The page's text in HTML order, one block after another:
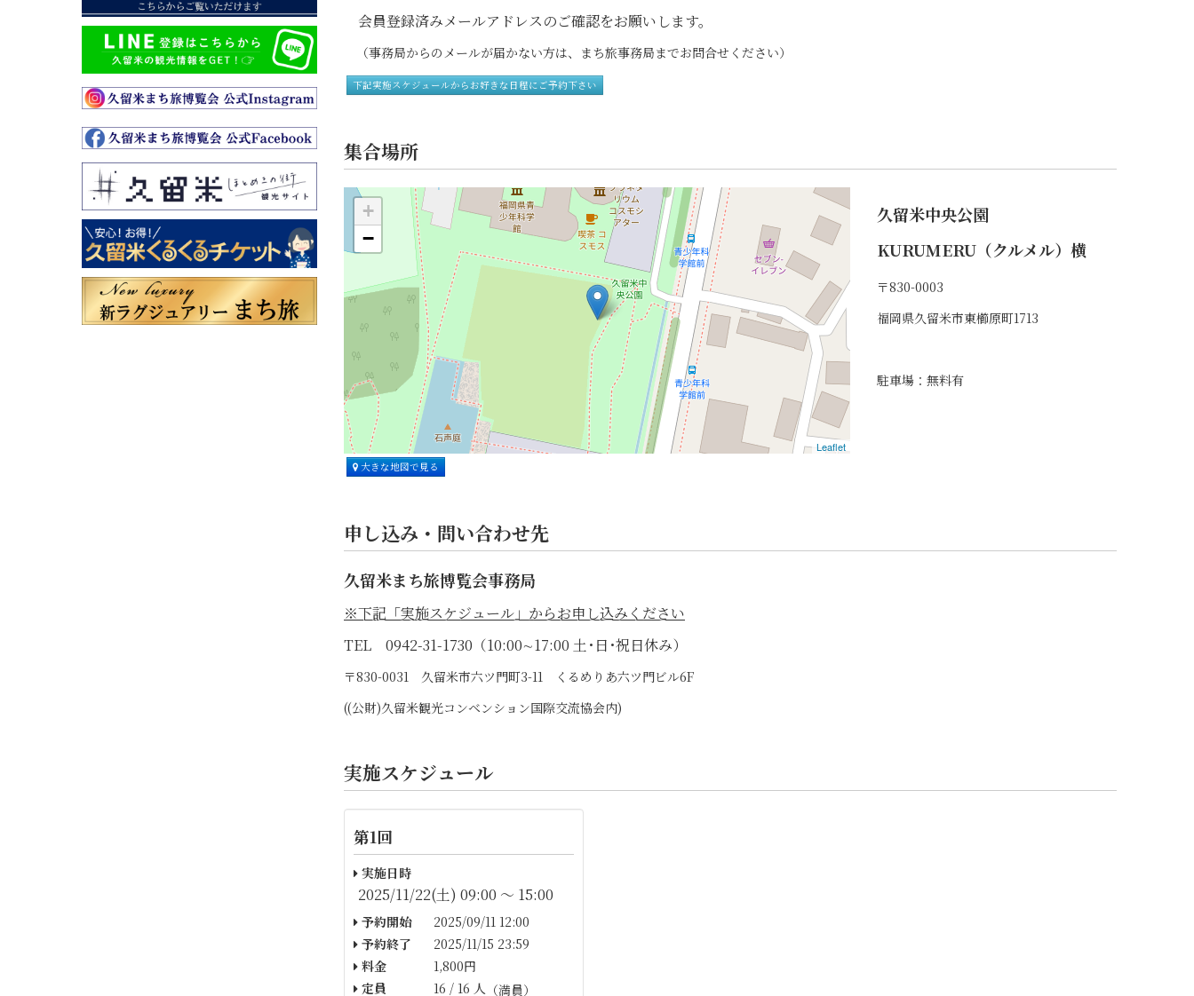
会員登録済みメールアドレスのご確認をお願いします。
（事務局からのメールが届かない方は、まち旅事務局までお問合せください）
下記実施スケジュールからお好きな日程にご予約下さい
集合場所
+
−
Leaflet
大きな地図で見る
久留米中央公園
KURUMERU（クルメル）横
〒830-0003
福岡県久留米市東櫛原町1713
駐車場：無料有
申し込み・問い合わせ先
久留米まち旅博覧会事務局
※下記「実施スケジュール」からお申し込みください
TEL 0942-31-1730（10:00∼17:00 土･日･祝日休み）
〒830-0031 久留米市六ツ門町3-11 くるめりあ六ツ門ビル6F
((公財)久留米観光コンベンション国際交流協会内)
実施スケジュール
第1回
実施日時
2025/11/22(土) 09:00 〜 15:00
予約開始
2025/09/11 12:00
予約終了
2025/11/15 23:59
料金
1,800円
定員
16 / 16 人 （満員）